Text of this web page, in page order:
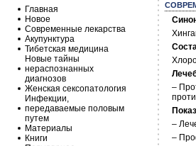
Главная
Новое
Современные лекарства
Акупунктура
Тибетская медицина
Новые тайны
нераспознанных
диагнозов
Женская сексопатология
Инфекции,
передаваемые половым
путем
Материалы
Книги
–
–
–